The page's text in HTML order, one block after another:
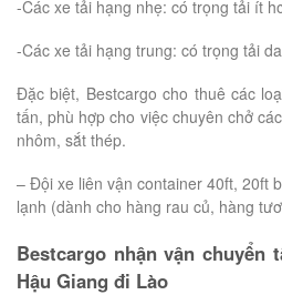
-Các xe tải hạng nhẹ: có trọng tải ít
-Các xe tải hạng trung: có trọng tải
Đặc biệt, Bestcargo cho thuê các
tấn, phù hợp cho việc chuyên chở
nhôm, sắt thép.
– Đội xe liên vận container 40ft, 20ft
lạnh (dành cho hàng rau củ, hàng
Bestcargo nhận vận chuyển
Hậu Giang đi Lào